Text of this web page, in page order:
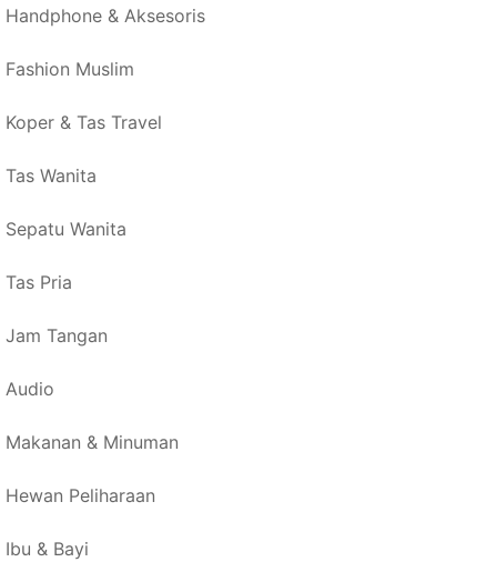
Handphone & Aksesoris
Fashion Muslim
Koper & Tas Travel
Tas Wanita
Sepatu Wanita
Tas Pria
Jam Tangan
Audio
Makanan & Minuman
Hewan Peliharaan
Ibu & Bayi